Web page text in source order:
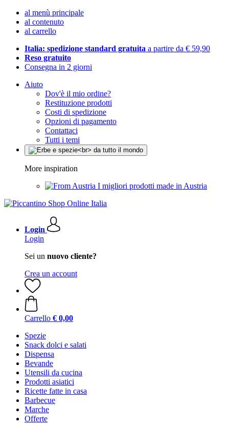
al menù principale
al contenuto
al carrello
Italia: spedizione standard gratuita a partire da € 59,90
Reso gratuito
Consegna in 2 giorni
Aiuto
Dov'è il mio ordine?
Restituzione prodotti
Costi di spedizione
Opzioni di pagamento
Contattaci
Tutti i temi
More inspiration
I migliori prodotti made in Austria
Login
Login
Sei un nuovo cliente?
Crea un account
Carrello € 0,00
Spezie
Snack dolci e salati
Dispensa
Bevande
Utensili da cucina
Prodotti asiatici
Ricette fatte in casa
Barbecue
Marche
Offerte